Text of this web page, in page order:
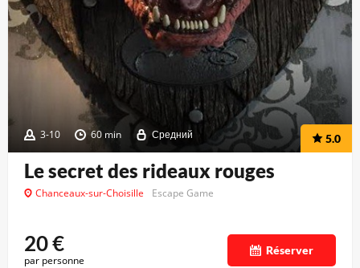
3-10 60 min Средний 5.0
Le secret des rideaux rouges
Chanceaux-sur-Choisille Escape Game
20€
par personne
Réserver